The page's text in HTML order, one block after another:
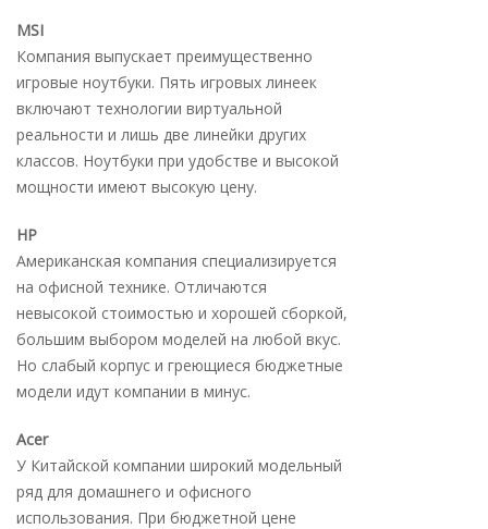
MSI
Компания выпускает преимущественно
игровые ноутбуки. Пять игровых линеек
включают технологии виртуальной
реальности и лишь две линейки других
классов. Ноутбуки при удобстве и высокой
мощности имеют высокую цену.
HP
Американская компания специализируется
на офисной технике. Отличаются
невысокой стоимостью и хорошей сборкой,
большим выбором моделей на любой вкус.
Но слабый корпус и греющиеся бюджетные
модели идут компании в минус.
Acer
У Китайской компании широкий модельный
ряд для домашнего и офисного
использования. При бюджетной цене